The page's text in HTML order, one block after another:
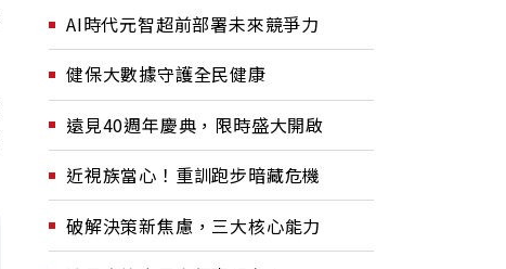
AI時代元智超前部署未來競爭力
健保大數據守護全民健康
遠見40週年慶典，限時盛大開啟
近視族當心！重訓跑步暗藏危機
破解決策新焦慮，三大核心能力